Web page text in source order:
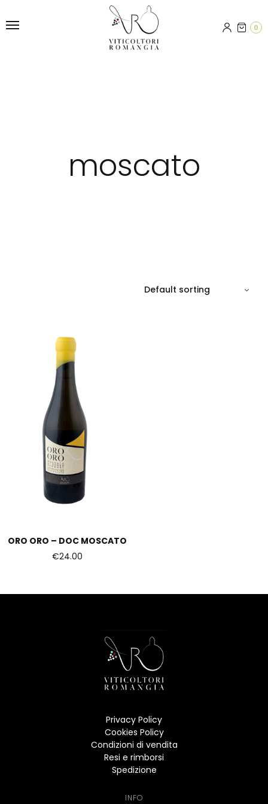
0
moscato
ORO ORO – DOC MOSCATO
€24.00
Privacy Policy
Cookies Policy
Condizioni di vendita
Resi e rimborsi
Spedizione
INFO